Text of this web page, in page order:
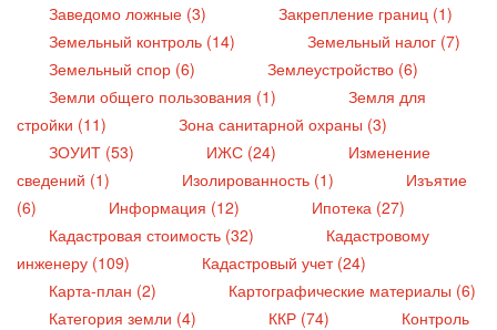
Заведомо ложные (3)
Закрепление границ (1)
Земельный контроль (14)
Земельный налог (7)
Земельный спор (6)
Землеустройство (6)
Земли общего пользования (1)
Земля для
стройки (11)
Зона санитарной охраны (3)
ЗОУИТ (53)
ИЖС (24)
Изменение
сведений (1)
Изолированность (1)
Изъятие
(6)
Информация (12)
Ипотека (27)
Кадастровая стоимость (32)
Кадастровому
инженеру (109)
Кадастровый учет (24)
Карта-план (2)
Картографические материалы (6)
Категория земли (4)
ККР (74) Контроль